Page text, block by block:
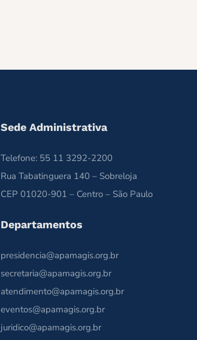
Sede Administrativa
Telefone: 55 11 3292-2200
Rua Tabatinguera 140 – Sobreloja
CEP 01020-901 – Centro – São Paulo
Departamentos
presidencia@apamagis.org.br
secretaria@apamagis.org.br
atendimento@apamagis.org.br
eventos@apamagis.org.br
juridico@apamagis.org.br